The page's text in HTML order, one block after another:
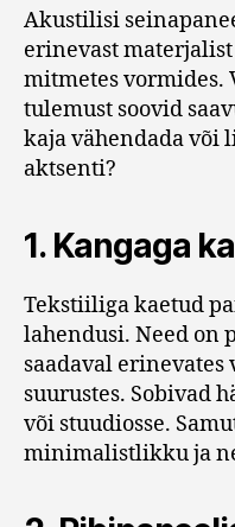
Akustilisi
erinevast
mitmetes vormides.
tulemust soovid
kaja vähendada või
aktsenti?
1. Kangaga
Tekstiiliga kaetud
lahendusi. Need on
saadaval
suurustes. Sobivad
või stuudiosse.
minimalistlikku ja